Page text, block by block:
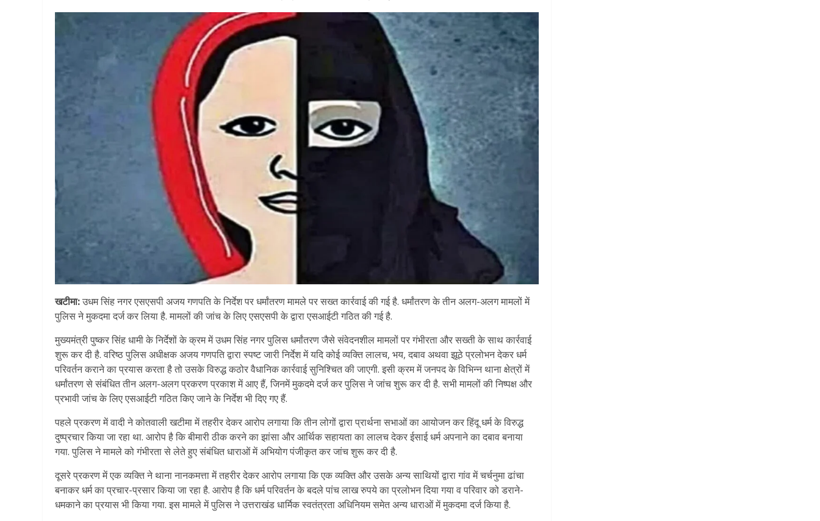
खटीमा:उधम सिंह नगर एसएसपी अजय गणपति के निर्देश पर धर्मांतरण मामले पर सख्त कार्रवाई की गई है. धर्मांतरण के तीन अलग-अलग मामलों में
पुलिस ने मुकदमा दर्ज कर लिया है. मामलों की जांच के लिए एसएसपी के द्वारा एसआईटी गठित की गई है.
मुख्यमंत्री पुष्कर सिंह धामी के निर्देशों के क्रम में उधम सिंह नगर पुलिस धर्मांतरण जैसे संवेदनशील मामलों पर गंभीरता और सख्ती के साथ कार्रवाई
शुरू कर दी है. वरिष्ठ पुलिस अधीक्षक अजय गणपति द्वारा स्पष्ट जारी निर्देश में यदि कोई व्यक्ति लालच, भय, दबाव अथवा झूठे प्रलोभन देकर धर्म
परिवर्तन कराने का प्रयास करता है तो उसके विरुद्ध कठोर वैधानिक कार्रवाई सुनिश्चित की जाएगी. इसी क्रम में जनपद के विभिन्न थाना क्षेत्रों में
धर्मांतरण से संबंधित तीन अलग-अलग प्रकरण प्रकाश में आए हैं, जिनमें मुकदमे दर्ज कर पुलिस ने जांच शुरू कर दी है. सभी मामलों की निष्पक्ष और
प्रभावी जांच के लिए एसआईटी गठित किए जाने के निर्देश भी दिए गए हैं.
पहले प्रकरण में वादी ने कोतवाली खटीमा में तहरीर देकर आरोप लगाया कि तीन लोगों द्वारा प्रार्थना सभाओं का आयोजन कर हिंदू धर्म के विरुद्ध
दुष्प्रचार किया जा रहा था. आरोप है कि बीमारी ठीक करने का झांसा और आर्थिक सहायता का लालच देकर ईसाई धर्म अपनाने का दबाव बनाया
गया. पुलिस ने मामले को गंभीरता से लेते हुए संबंधित धाराओं में अभियोग पंजीकृत कर जांच शुरू कर दी है.
दूसरे प्रकरण में एक व्यक्ति ने थाना नानकमत्ता में तहरीर देकर आरोप लगाया कि एक व्यक्ति और उसके अन्य साथियों द्वारा गांव में चर्चनुमा ढांचा
बनाकर धर्म का प्रचार-प्रसार किया जा रहा है. आरोप है कि धर्म परिवर्तन के बदले पांच लाख रुपये का प्रलोभन दिया गया व परिवार को डराने-
धमकाने का प्रयास भी किया गया. इस मामले में पुलिस ने उत्तराखंड धार्मिक स्वतंत्रता अधिनियम समेत अन्य धाराओं में मुकदमा दर्ज किया है.